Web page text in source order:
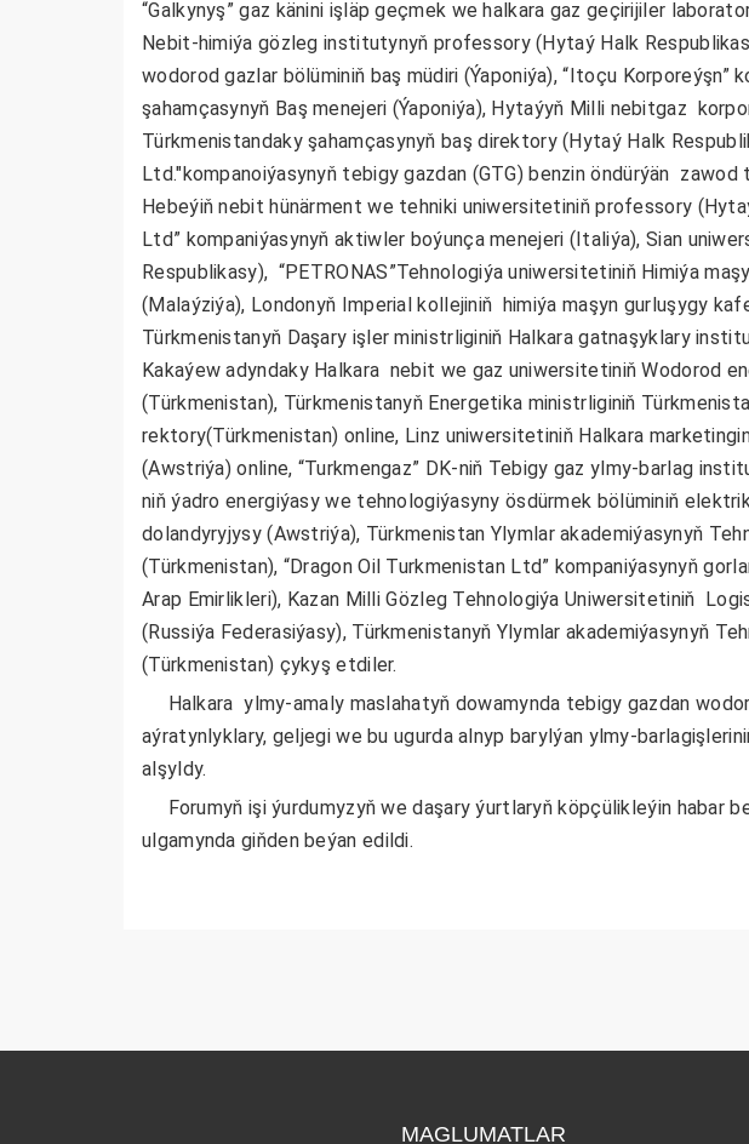
“Galkynyş” gaz känini işläp geçmek we halkara gaz geçirijiler
Nebit-himiýa gözleg institutynyň professory (Hytaý Halk
wodorod gazlar bölüminiň baş müdiri (Ýaponiýa), “Itoçu Korporeýşn”
şahamçasynyň Baş menejeri (Ýaponiýa), Hytaýyň Milli nebitgaz
Türkmenistandaky şahamçasynyň baş direktory (Hytaý Halk
Ltd."kompanoiýasynyň tebigy gazdan (GTG) benzin öndürýän zawod
Hebeýiň nebit hünärment we tehniki uniwersitetiniň professory
Ltd” kompaniýasynyň aktiwler boýunça menejeri (Italiýa), Sian
Respublikasy), “PETRONAS”Tehnologiýa uniwersitetiniň Himiýa
(Malaýziýa), Londonyň Imperial kollejiniň himiýa maşyn gurluşygy
Türkmenistanyň Daşary işler ministrliginiň Halkara gatnaşyklary
Kakaýew adyndaky Halkara nebit we gaz uniwersitetiniň Wodorod
(Türkmenistan), Türkmenistanyň Energetika ministrliginiň
rektory(Türkmenistan) online, Linz uniwersitetiniň Halkara
(Awstriýa) online, “Turkmengaz” DK-niň Tebigy gaz ylmy-barlag
niň ýadro energiýasy we tehnologiýasyny ösdürmek bölüminiň
dolandyryjysy (Awstriýa), Türkmenistan Ylymlar akademiýasynyň
(Türkmenistan), “Dragon Oil Turkmenistan Ltd” kompaniýasynyň
Arap Emirlikleri), Kazan Milli Gözleg Tehnologiýa Uniwersitetiniň
(Russiýa Federasiýasy), Türkmenistanyň Ylymlar akademiýasynyň
(Türkmenistan) çykyş etdiler.
Halkara ylmy-amaly maslahatyň dowamynda tebigy gazdan
aýratynlyklary, geljegi we bu ugurda alnyp barylýan ylmy-
alşyldy.
Forumyň işi ýurdumyzyň we daşary ýurtlaryň köpçülikleýin habar
ulgamynda giňden beýan edildi.
MAGLUMATLAR